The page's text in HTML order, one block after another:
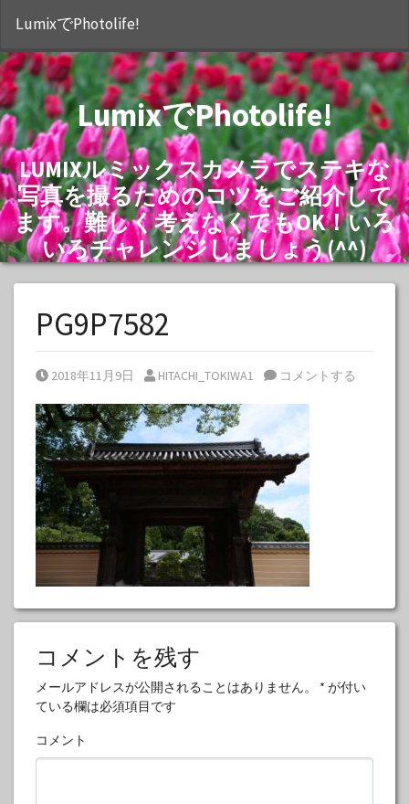
LumixでPhotolife!
LumixでPhotolife!
LUMIXルミックスカメラでステキな
写真を撮るためのコツをご紹介して
ます。難しく考えなくてもOK！いろ
いろチャレンジしましょう(^^)
PG9P7582
Posted on
2018年11月9日 Posted by
HITACHI_TOKIWA1 コメントする
コメントを残す
メールアドレスが公開されることはありません。 * が付い
ている欄は必須項目です
コメント